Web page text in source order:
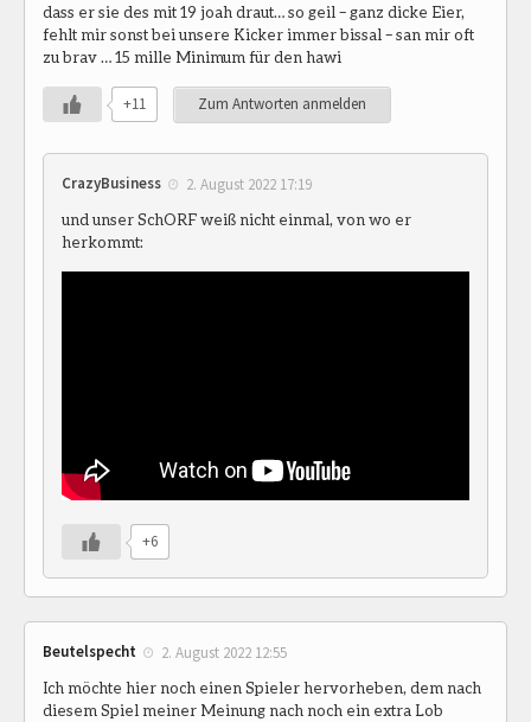
dass er sie des mit 19 joah draut… so geil – ganz dicke Eier,
fehlt mir sonst bei unsere Kicker immer bissal – san mir oft
zu brav … 15 mille Minimum für den hawi
+11 Zum Antworten anmelden
CrazyBusiness 2. August 2022 17:19
und unser SchORF weiß nicht einmal, von wo er
herkommt:
+6
Beutelspecht 2. August 2022 12:55
Ich möchte hier noch einen Spieler hervorheben, dem nach
diesem Spiel meiner Meinung nach noch ein extra Lob